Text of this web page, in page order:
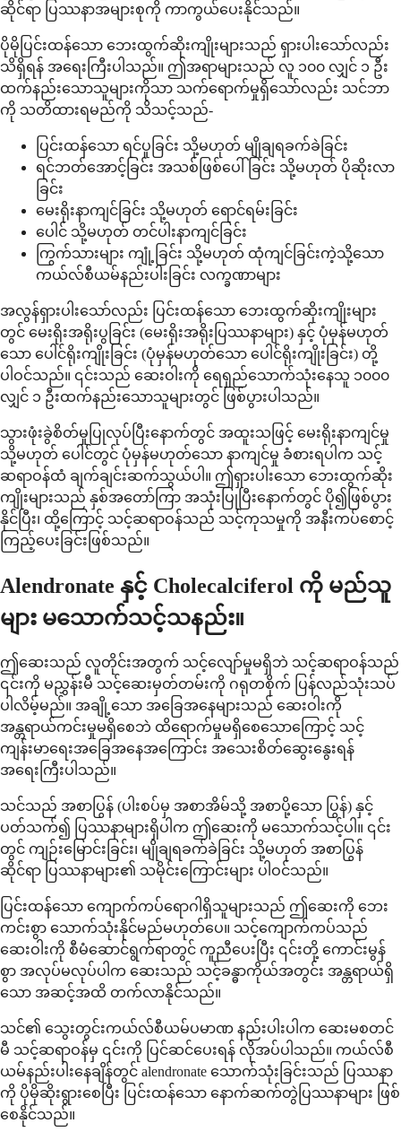
ဆိုင်ရာ ပြဿနာအများစုကို ကာကွယ်ပေးနိုင်သည်။
ပိုမိုပြင်းထန်သော ဘေးထွက်ဆိုးကျိုးများသည် ရှားပါးသော်လည်း
သိရှိရန် အရေးကြီးပါသည်။ ဤအရာများသည် လူ ၁၀၀ လျှင် ၁ ဦး
ထက်နည်းသောသူများကိုသာ သက်ရောက်မှုရှိသော်လည်း သင်ဘာ
ကို သတိထားရမည်ကို သိသင့်သည်-
ပြင်းထန်သော ရင်ပူခြင်း သို့မဟုတ် မျိုချရခက်ခဲခြင်း
ရင်ဘတ်အောင့်ခြင်း အသစ်ဖြစ်ပေါ်ခြင်း သို့မဟုတ် ပိုဆိုးလာ
ခြင်း
မေးရိုးနာကျင်ခြင်း သို့မဟုတ် ရောင်ရမ်းခြင်း
ပေါင် သို့မဟုတ် တင်ပါးနာကျင်ခြင်း
ကြွက်သားများ ကျုံ့ခြင်း သို့မဟုတ် ထုံကျင်ခြင်းကဲ့သို့သော
ကယ်လ်စီယမ်နည်းပါးခြင်း လက္ခဏာများ
အလွန်ရှားပါးသော်လည်း ပြင်းထန်သော ဘေးထွက်ဆိုးကျိုးများ
တွင် မေးရိုးအရိုးပွခြင်း (မေးရိုးအရိုးပြဿနာများ) နှင့် ပုံမှန်မဟုတ်
သော ပေါင်ရိုးကျိုးခြင်း (ပုံမှန်မဟုတ်သော ပေါင်ရိုးကျိုးခြင်း) တို့
ပါဝင်သည်။ ၎င်းသည် ဆေးဝါးကို ရေရှည်သောက်သုံးနေသူ ၁၀၀၀
လျှင် ၁ ဦးထက်နည်းသောသူများတွင် ဖြစ်ပွားပါသည်။
သွားဖုံးခွဲစိတ်မှုပြုလုပ်ပြီးနောက်တွင် အထူးသဖြင့် မေးရိုးနာကျင်မှု
သို့မဟုတ် ပေါင်တွင် ပုံမှန်မဟုတ်သော နာကျင်မှု ခံစားရပါက သင့်
ဆရာဝန်ထံ ချက်ချင်းဆက်သွယ်ပါ။ ဤရှားပါးသော ဘေးထွက်ဆိုး
ကျိုးများသည် နှစ်အတော်ကြာ အသုံးပြုပြီးနောက်တွင် ပို၍ဖြစ်ပွား
နိုင်ပြီး၊ ထို့ကြောင့် သင့်ဆရာဝန်သည် သင့်ကုသမှုကို အနီးကပ်စောင့်
ကြည့်ပေးခြင်းဖြစ်သည်။
Alendronate နှင့် Cholecalciferol ကို မည်သူ
များ မသောက်သင့်သနည်း။
ဤဆေးသည် လူတိုင်းအတွက် သင့်လျော်မှုမရှိဘဲ သင့်ဆရာဝန်သည်
၎င်းကို မညွှန်းမီ သင့်ဆေးမှတ်တမ်းကို ဂရုတစိုက် ပြန်လည်သုံးသပ်
ပါလိမ့်မည်။ အချို့သော အခြေအနေများသည် ဆေးဝါးကို
အန္တရာယ်ကင်းမှုမရှိစေဘဲ ထိရောက်မှုမရှိစေသောကြောင့် သင့်
ကျန်းမာရေးအခြေအနေအကြောင်း အသေးစိတ်ဆွေးနွေးရန်
အရေးကြီးပါသည်။
သင်သည် အစာပြွန် (ပါးစပ်မှ အစာအိမ်သို့ အစာပို့သော ပြွန်) နှင့်
ပတ်သက်၍ ပြဿနာများရှိပါက ဤဆေးကို မသောက်သင့်ပါ။ ၎င်း
တွင် ကျဉ်းမြောင်းခြင်း၊ မျိုချရခက်ခဲခြင်း သို့မဟုတ် အစာပြွန်
ဆိုင်ရာ ပြဿနာများ၏ သမိုင်းကြောင်းများ ပါဝင်သည်။
ပြင်းထန်သော ကျောက်ကပ်ရောဂါရှိသူများသည် ဤဆေးကို ဘေး
ကင်းစွာ သောက်သုံးနိုင်မည်မဟုတ်ပေ။ သင့်ကျောက်ကပ်သည်
ဆေးဝါးကို စီမံဆောင်ရွက်ရာတွင် ကူညီပေးပြီး ၎င်းတို့ ကောင်းမွန်
စွာ အလုပ်မလုပ်ပါက ဆေးသည် သင့်ခန္ဓာကိုယ်အတွင်း အန္တရာယ်ရှိ
သော အဆင့်အထိ တက်လာနိုင်သည်။
သင်၏ သွေးတွင်းကယ်လ်စီယမ်ပမာဏ နည်းပါးပါက ဆေးမစတင်
မီ သင့်ဆရာဝန်မှ ၎င်းကို ပြင်ဆင်ပေးရန် လိုအပ်ပါသည်။ ကယ်လ်စီ
ယမ်နည်းပါးနေချိန်တွင် alendronate သောက်သုံးခြင်းသည် ပြဿနာ
ကို ပိုမိုဆိုးရွားစေပြီး ပြင်းထန်သော နောက်ဆက်တွဲပြဿနာများ ဖြစ်
စေနိုင်သည်။